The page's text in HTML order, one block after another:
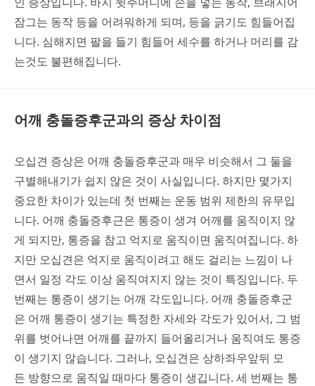
잠그는 동작 등을 어려워하게 되며, 등을 긁기도 힘들어집
니다. 심해지면 팔을 들기 힘들어 세수를 하거나 머리를 감
는것도 불편해집니다.
어깨 충돌증후군과의 증상 차이점
오십견 증상은 어깨 충돌증후군과 매우 비슷해서 그 둘을
구별해내기가 쉽지 않은 것이 사실입니다. 하지만 몇가지
중요한 차이가 있는데 첫 번째는 운동 범위 제한의 유무입
니다. 어깨 충돌증후근은 통증이 생겨 어깨를 움직이지 않
게 되지만, 통증을 참고 억지로 움직이면 움직여집니다. 하
지만 오십견은 억지로 움직이려고 해도 걸리는 느낌이 나
면서 일정 각도 이상 움직여지지 않는 것이 특징입니다. 두
번째는 통증이 생기는 어깨 각도입니다. 어깨 충돌증후군
은 어깨 통증이 생기는 특정한 자세와 각도가 있어서, 그 범
위를 벗어나면 어깨를 끝까지 들어올리거나 움직여도 통증
이 생기지 않습니다. 그러나, 오십견은 상하좌우앞뒤 모
든 방향으로 움직일 때마다 통증이 생깁니다. 세 번째는 통